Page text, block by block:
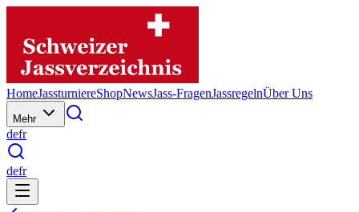
HomeJassturniereShopNewsJass-FragenJassregelnÜber Uns
Mehr
defr
defr